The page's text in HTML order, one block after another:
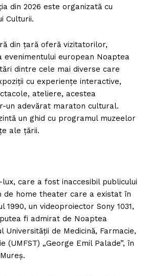
din 2026 este organizată cu
Culturii.
din ţară oferă vizitatorilor,
evenimentului european Noaptea
dintre cele mai diverse care
cu experienţe interactive,
ateliere, acestea
un adevărat maraton cultural.
un ghid cu programul muzeelor
ale țării.
care a fost inaccesibil publicului
de home theater care a existat în
1990, un videoproiector Sony 1031,
fi admirat de Noaptea
Universităţii de Medicină, Farmacie,
(UMFST) „George Emil Palade”, în